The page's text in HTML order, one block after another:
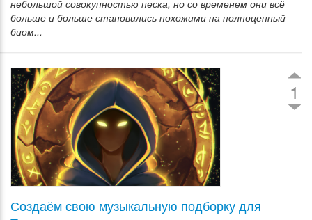
небольшой совокупностью песка, но со временем они всё
больше и больше становились похожими на полноценный
биом...
1
Создаём свою музыкальную подборку для